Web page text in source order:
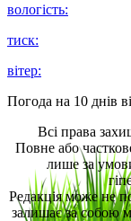
вологість:
тиск:
вітер:
Погода на 10 днів
Всі права
Повне або
лише за
Редакція може не
залишає за собою